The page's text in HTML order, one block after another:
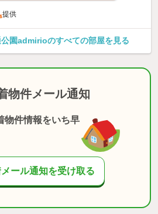
提供
園admirioのすべての部屋を見る
物件メール通知
物件情報をいち早
ール通知を受け取る